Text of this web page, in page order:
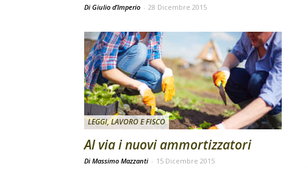
Di Giulio d’Imperio - 28 Dicembre 2015
LEGGI, LAVORO E FISCO
Al via i nuovi ammortizzatori
Di Massimo Mazzanti - 15 Dicembre 2015